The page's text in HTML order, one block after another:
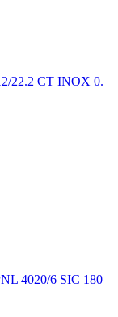
22.2 CТ INOX 0.
4020/6 SIC 180